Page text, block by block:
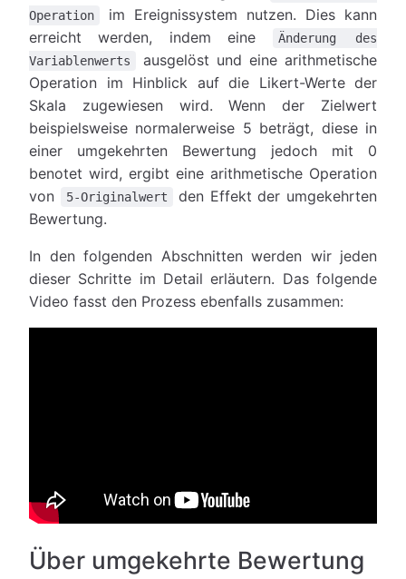
Operation
im Ereignissystem nutzen. Dies kann
erreicht werden, indem eine
Änderung des
Variablenwerts
ausgelöst und eine arithmetische
Operation im Hinblick auf die Likert-Werte der
Skala zugewiesen wird. Wenn der Zielwert
beispielsweise normalerweise 5 beträgt, diese in
einer umgekehrten Bewertung jedoch mit 0
benotet wird, ergibt eine arithmetische Operation
von
5-Originalwert
den Effekt der umgekehrten
Bewertung.
In den folgenden Abschnitten werden wir jeden
dieser Schritte im Detail erläutern. Das folgende
Video fasst den Prozess ebenfalls zusammen:
Über umgekehrte Bewertung